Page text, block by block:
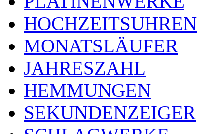
HOCHZEITSUHREN
MONATSLÄUFER
JAHRESZAHL
HEMMUNGEN
SEKUNDENZEIGER